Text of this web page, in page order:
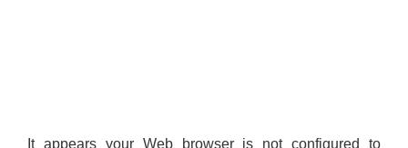
It appears your Web browser is not configured to